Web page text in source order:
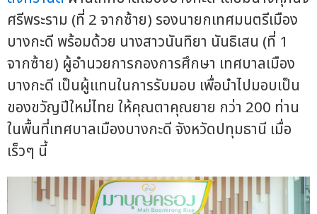
ศรีพระราม (ที่ 2 จากซ้าย) รองนายกเทศมนตรีเมือง
บางกะดี พร้อมด้วย นางสาวนันทิยา นันธิเสน (ที่ 1
จากซ้าย) ผู้อำนวยการกองการศึกษา เทศบาลเมือง
บางกะดี เป็นผู้แทนในการรับมอบ เพื่อนำไปมอบเป็น
ของขวัญปีใหม่ไทย ให้คุณตาคุณยาย กว่า 200 ท่าน
ในพื้นที่เทศบาลเมืองบางกะดี จังหวัดปทุมธานี เมื่อ
เร็วๆ นี้